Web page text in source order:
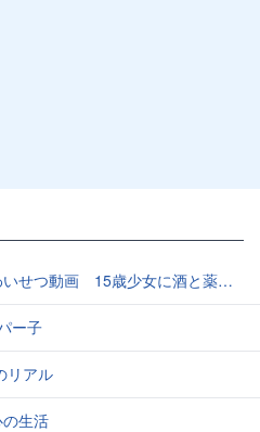
せ性的暴行か 54歳男を再逮捕 「薬もありますよ」とSNSで誘い出し
ー子
リアル
生活